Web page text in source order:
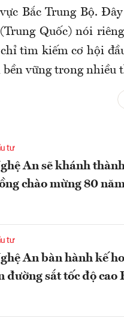
Bắc Trung Bộ.
Quốc) nói
tìm kiếm cơ hội
vững trong nhiều
tư
An sẽ khánh
chào mừng 80
tư
An bàn hành kế
đường sắt tốc độ cao